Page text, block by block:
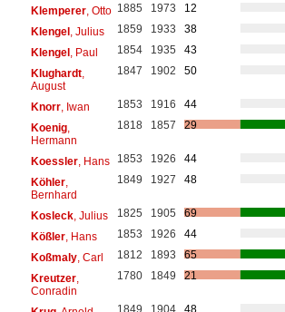
Klemperer, Otto 1885 1973
12
Klengel, Julius 1859 1933
38
Klengel, Paul 1854 1935
43
Klughardt,
August
1847 1902 50
Knorr, Iwan 1853 1916
44
Koenig,
Hermann
1818 1857 29
Koessler, Hans 1853 1926
44
Köhler,
Bernhard
1849 1927 48
Kosleck, Julius 1825 1905
69
Kößler, Hans 1853 1926
44
Koßmaly, Carl 1812 1893
65
Kreutzer,
Conradin
1780 1849 21
1849 1904
48